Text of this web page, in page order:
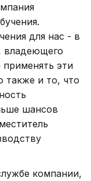
для нас - в
владеющего
эти
также и то, что
шансов
компании,